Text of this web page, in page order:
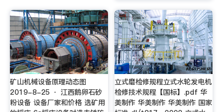
矿山机械设备原理动态图
2019-8-25 · 江西鹅卵石砂
粉设备 设备厂家和价格 选矿用
立式磨检修规程立式水轮发电机
检修技术规程【国标】.pdf 华
美制作 华美制作 华美制作 国家